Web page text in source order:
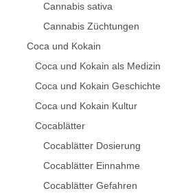
Cannabis sativa
Cannabis Züchtungen
Coca und Kokain
Coca und Kokain als Medizin
Coca und Kokain Geschichte
Coca und Kokain Kultur
Cocablätter
Cocablätter Dosierung
Cocablätter Einnahme
Cocablätter Gefahren